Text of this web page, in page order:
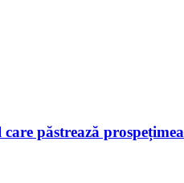
păstrează prospețimea